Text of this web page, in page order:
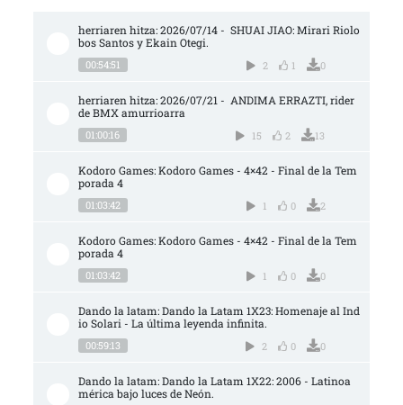
herriaren hitza: 2026/07/14 -  SHUAI JIAO: Mirari Riolo
bos Santos y Ekain Otegi.
00:54:51 2 1 0
herriaren hitza: 2026/07/21 -  ANDIMA ERRAZTI, rider
de BMX amurrioarra
01:00:16 15 2 13
Kodoro Games: Kodoro Games - 4×42 - Final de la Tem
porada 4
01:03:42 1 0 2
Kodoro Games: Kodoro Games - 4×42 - Final de la Tem
porada 4
01:03:42 1 0 0
Dando la latam: Dando la Latam 1X23: Homenaje al Ind
io Solari - La última leyenda infinita.
00:59:13 2 0 0
Dando la latam: Dando la Latam 1X22: 2006 - Latinoa
mérica bajo luces de Neón.